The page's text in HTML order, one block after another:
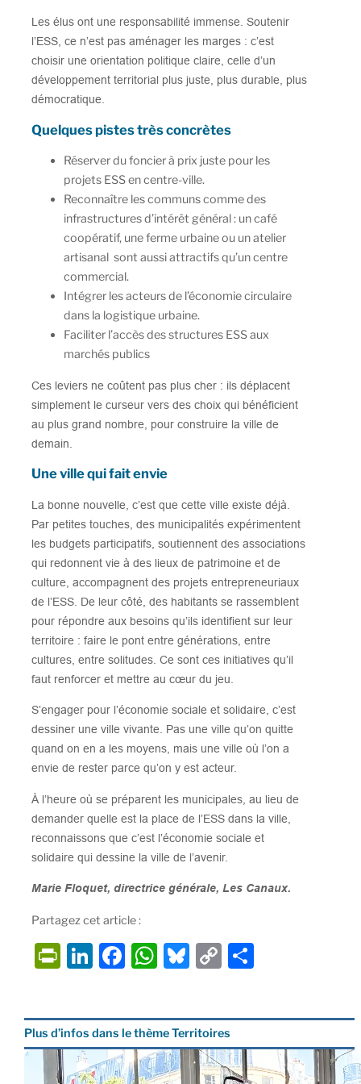
Les élus ont une responsabilité immense. Soutenir
l’ESS, ce n’est pas aménager les marges : c’est
choisir une orientation politique claire, celle d’un
développement territorial plus juste, plus durable, plus
démocratique.
Quelques pistes très concrètes
Réserver du foncier à prix juste pour les
projets ESS en centre-ville.
Reconnaître les communs comme des
infrastructures d’intérêt général : un café
coopératif, une ferme urbaine ou un atelier
artisanal sont aussi attractifs qu’un centre
commercial.
Intégrer les acteurs de l’économie circulaire
dans la logistique urbaine.
Faciliter l’accès des structures ESS aux
marchés publics
Ces leviers ne coûtent pas plus cher : ils déplacent
simplement le curseur vers des choix qui bénéficient
au plus grand nombre, pour construire la ville de
demain.
Une ville qui fait envie
La bonne nouvelle, c’est que cette ville existe déjà.
Par petites touches, des municipalités expérimentent
les budgets participatifs, soutiennent des associations
qui redonnent vie à des lieux de patrimoine et de
culture, accompagnent des projets entrepreneuriaux
de l’ESS. De leur côté, des habitants se rassemblent
pour répondre aux besoins qu’ils identifient sur leur
territoire : faire le pont entre générations, entre
cultures, entre solitudes. Ce sont ces initiatives qu’il
faut renforcer et mettre au cœur du jeu.
S’engager pour l’économie sociale et solidaire, c’est
dessiner une ville vivante. Pas une ville qu’on quitte
quand on en a les moyens, mais une ville où l’on a
envie de rester parce qu’on y est acteur.
À l’heure où se préparent les municipales, au lieu de
demander quelle est la place de l’ESS dans la ville,
reconnaissons que c’est l’économie sociale et
solidaire qui dessine la ville de l’avenir.
Marie Floquet, directrice générale, Les Canaux.
Partagez cet article :
P
Fr
ie
Li
e
dI
F
e
b
W
s
A
Bl
s
k
C
y
Li er
Plus d’infos dans le thème Territoires